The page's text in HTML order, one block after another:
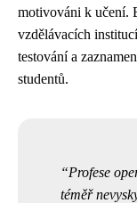
motivováni k učení.
vzdělávacích
testování a
studentů.
Profese
téměř